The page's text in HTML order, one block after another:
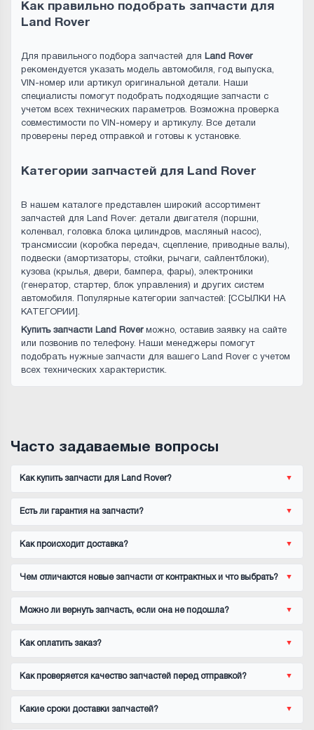
Как правильно подобрать запчасти для
Land Rover
Для правильного подбора запчастей для Land Rover
рекомендуется указать модель автомобиля, год выпуска,
VIN-номер или артикул оригинальной детали. Наши
специалисты помогут подобрать подходящие запчасти с
учетом всех технических параметров. Возможна проверка
совместимости по VIN-номеру и артикулу. Все детали
проверены перед отправкой и готовы к установке.
Категории запчастей для Land Rover
В нашем каталоге представлен широкий ассортимент
запчастей для Land Rover: детали двигателя (поршни,
коленвал, головка блока цилиндров, масляный насос),
трансмиссии (коробка передач, сцепление, приводные валы),
подвески (амортизаторы, стойки, рычаги, сайлентблоки),
кузова (крылья, двери, бампера, фары), электроники
(генератор, стартер, блок управления) и других систем
автомобиля. Популярные категории запчастей: [ССЫЛКИ НА
КАТЕГОРИИ].
Купить запчасти Land Roverможно, оставив заявку на сайте
или позвонив по телефону. Наши менеджеры помогут
подобрать нужные запчасти для вашего Land Rover с учетом
всех технических характеристик.
Часто задаваемые вопросы
Как купить запчасти для Land Rover?
Есть ли гарантия на запчасти?
Как происходит доставка?
Чем отличаются новые запчасти от контрактных и что выбрать?
Можно ли вернуть запчасть, если она не подошла?
Как оплатить заказ?
Как проверяется качество запчастей перед отправкой?
Какие сроки доставки запчастей?